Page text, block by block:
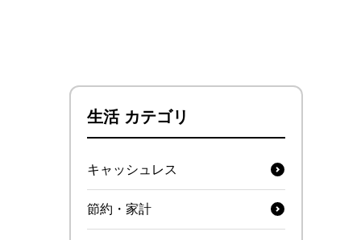
みんなのホンネ 投資・貯蓄
お金の知識
生活 カテゴリ
キャッシュレス
節約・家計